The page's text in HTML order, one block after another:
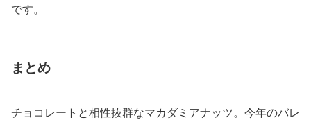
です。
まとめ
チョコレートと相性抜群なマカダミアナッツ。今年のバレ